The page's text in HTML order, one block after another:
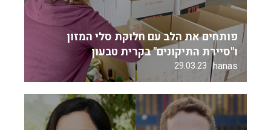
פותחים את הלב עם חלוקת סלי המזון
ו"סיירת התיקונים" בקרית טבעון
hanas
29.03.23